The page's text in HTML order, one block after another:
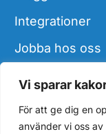
Vi sparar
För att ge dig en
använder vi oss av
Integrationer
Jobba hos oss
© 2026